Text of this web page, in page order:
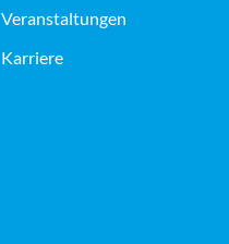
Veranstaltungen
Karriere